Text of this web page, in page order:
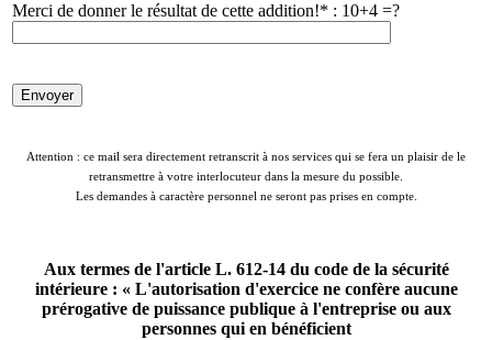
Merci de donner le résultat de cette addition!* : 10+4 =?
Attention : ce mail sera directement retranscrit à nos services qui se fera un plaisir de le
retransmettre à votre interlocuteur dans la mesure du possible.
Les demandes à caractère personnel ne seront pas prises en compte.
Aux termes de l'article L. 612-14 du code de la sécurité
intérieure : « L'autorisation d'exercice ne confère aucune
prérogative de puissance publique à l'entreprise ou aux
personnes qui en bénéficient